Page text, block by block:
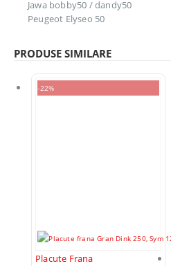
Jawa bobby50 / dandy50
Peugeot Elyseo 50
PRODUSE SIMILARE
-22%
Placute Frana